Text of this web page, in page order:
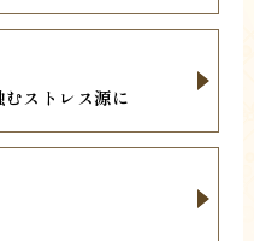
ストレス源に